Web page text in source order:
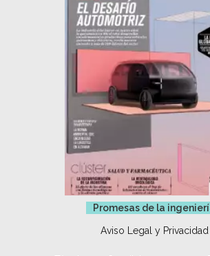
Promesas de la
Aviso Legal y Privacidad